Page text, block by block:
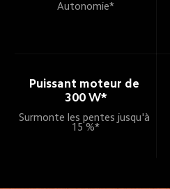
Autonomie*
Puissant moteur de
300 W*
Surmonte les pentes jusqu'à
15 %*